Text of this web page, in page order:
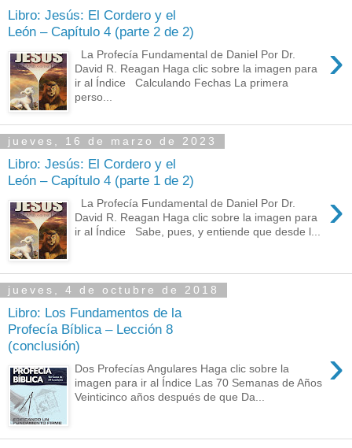
Libro: Jesús: El Cordero y el
León – Capítulo 4 (parte 2 de 2)
›
La Profecía Fundamental de Daniel Por Dr.
David R. Reagan Haga clic sobre la imagen para
ir al Índice Calculando Fechas La primera
perso...
jueves, 16 de marzo de 2023
Libro: Jesús: El Cordero y el
León – Capítulo 4 (parte 1 de 2)
›
La Profecía Fundamental de Daniel Por Dr.
David R. Reagan Haga clic sobre la imagen para
ir al Índice Sabe, pues, y entiende que desde l...
jueves, 4 de octubre de 2018
Libro: Los Fundamentos de la
Profecía Bíblica – Lección 8
(conclusión)
›
Dos Profecías Angulares Haga clic sobre la
imagen para ir al Índice Las 70 Semanas de Años
Veinticinco años después de que Da...